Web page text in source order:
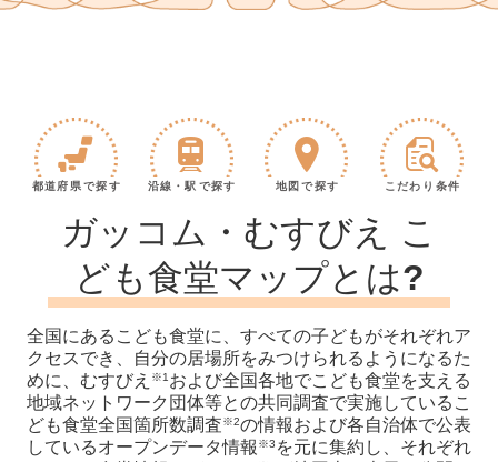
都道府県 で探す 沿線・駅 で探す 地図 で探す こだわり 条件
ガッコム・むすびえ こ
ども食堂マップとは?
全国にあるこども食堂に、すべての子どもがそれぞれア
クセスでき、自分の居場所をみつけられるようになるた
めに、むすびえ ※1および全国各地でこども食堂を支える
地域ネットワーク団体等との共同調査で実施しているこ
ども食堂全国箇所数調査※2の情報および各自治体で公表
しているオープンデータ情報 ※3 を元に集約し、それぞれ